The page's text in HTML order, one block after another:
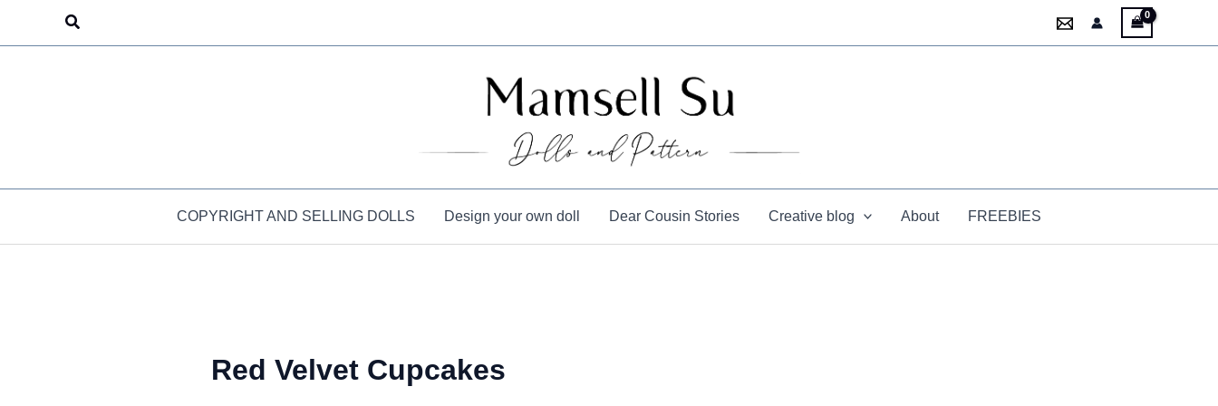
Search
COPYRIGHT AND SELLING DOLLS Design your own doll Dear Cousin Stories Creative blog About FREEBIES
Red Velvet Cupcakes